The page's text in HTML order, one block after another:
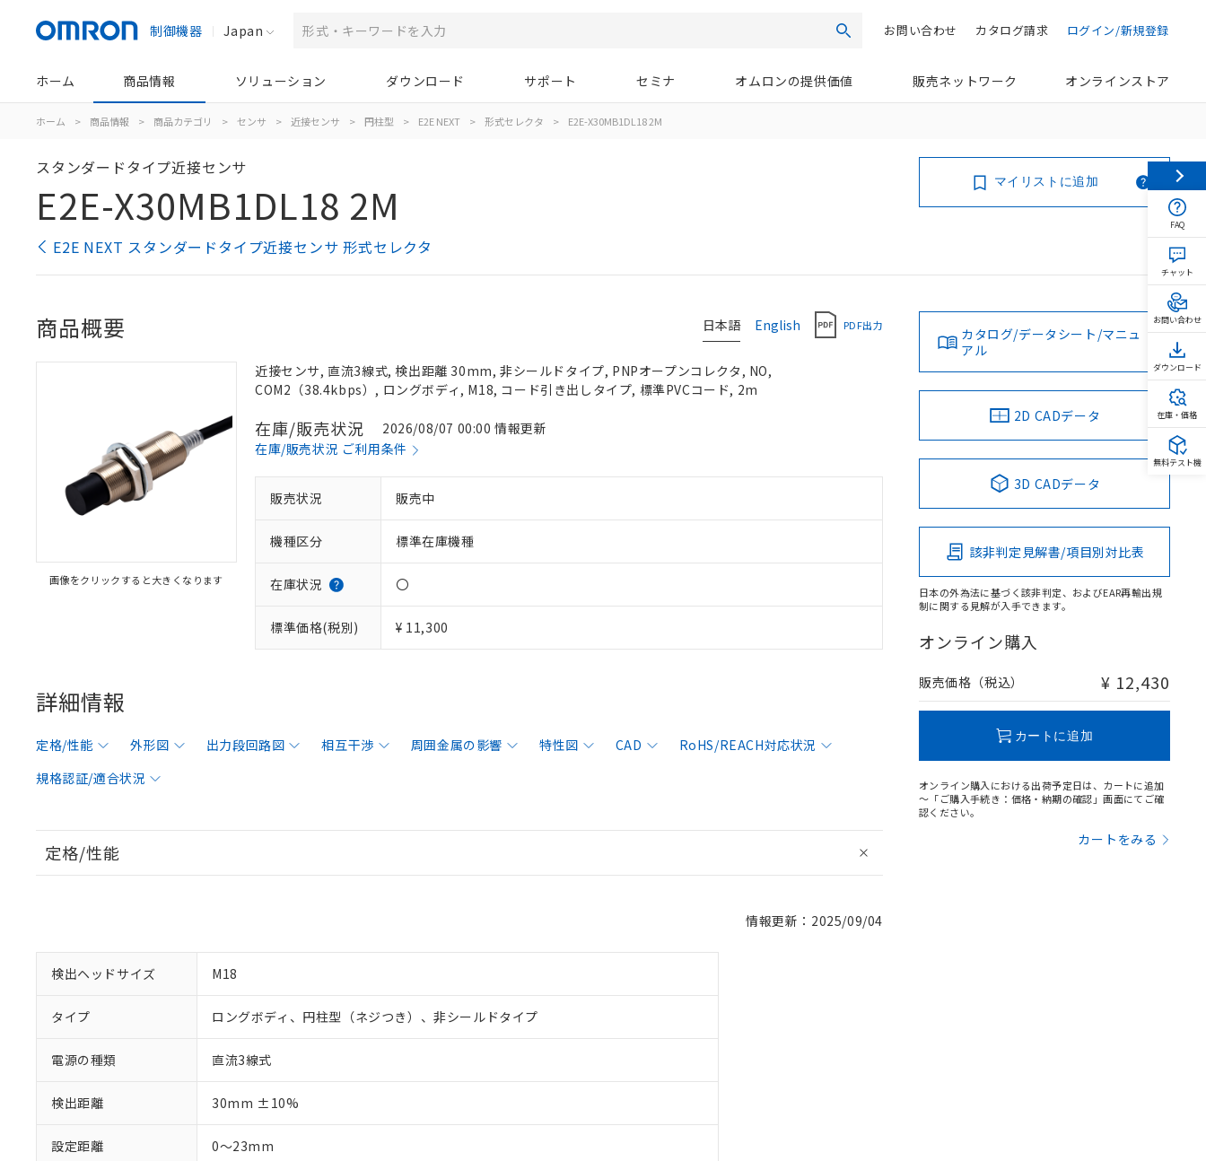
制御機器 Japan 検索 ログイン/新規登録
カタログ請求
お問い合わせ
ホーム 商品情報 ソリューション ダウンロード サポート セミナ オムロンの提供価値 販売ネットワーク オンラインストア
ホーム > 商品情報 > 商品カテゴリ > センサ > 近接センサ > 円柱型 > E2E NEXT > 形式セレクタ > E2E-X30MB1DL18 2M
スタンダードタイプ近接センサ
E2E-X30MB1DL18 2M
E2E NEXT スタンダードタイプ近接センサ 形式セレクタ
マイリストに追加
日本語 English PDF出力
商品概要
画像をクリックすると大きくなります
近接センサ, 直流3線式, 検出距離 30mm, 非シールドタイプ, PNPオープンコレクタ, NO,
COM2（38.4kbps）, ロングボディ, M18, コード引き出しタイプ, 標準PVCコード, 2m
在庫/販売状況
2026/08/07 00:00 情報更新
在庫/販売状況 ご利用条件
販売状況 販売中
機種区分 標準在庫機種
在庫状況 〇
標準価格(税別) ¥ 11,300
詳細情報
定格/性能 外形図 出力段回路図 相互干渉 周囲金属の影響 特性図 CAD
RoHS/REACH対応状況
規格認証/適合状況
定格/性能
情報更新：2025/09/04
検出ヘッドサイズ M18
タイプ ロングボディ、円柱型（ネジつき）、非シールドタイプ
電源の種類 直流3線式
検出距離 30mm ±10%
設定距離 0～23mm
カタログ/データシート/マニュ
アル
2D CADデータ
3D CADデータ
該非判定見解書/項目別対比表
日本の外為法に基づく該非判定、およびEAR再輸出規
制に関する見解が入手できます。
オンライン購入
販売価格（税込） ¥ 12,430
カートに追加
オンライン購入における出荷予定日は、カートに追加
～「ご購入手続き：価格・納期の確認」画面にてご確
認ください。
カートをみる
FAQ
チャット
お問い合わせ
ダウンロード
在庫・価格
無料テスト機